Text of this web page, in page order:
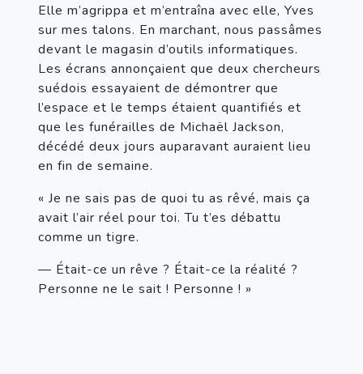
Elle m’agrippa et m’entraîna avec elle, Yves
sur mes talons. En marchant, nous passâmes
devant le magasin d’outils informatiques.
Les écrans annonçaient que deux chercheurs
suédois essayaient de démontrer que
l’espace et le temps étaient quantifiés et
que les funérailles de Michaël Jackson,
décédé deux jours auparavant auraient lieu
en fin de semaine.
« Je ne sais pas de quoi tu as rêvé, mais ça
avait l’air réel pour toi. Tu t’es débattu
comme un tigre.
— Était-ce un rêve ? Était-ce la réalité ?
Personne ne le sait ! Personne ! »